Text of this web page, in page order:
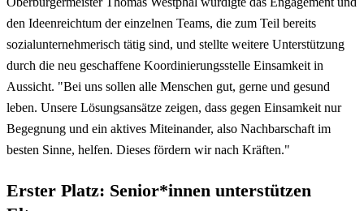
den Ideenreichtum der einzelnen Teams, die zum Teil bereits
sozialunternehmerisch tätig sind, und stellte weitere Unterstützung
durch die neu geschaffene Koordinierungsstelle Einsamkeit in
Aussicht. "Bei uns sollen alle Menschen gut, gerne und gesund
leben. Unsere Lösungsansätze zeigen, dass gegen Einsamkeit nur
Begegnung und ein aktives Miteinander, also Nachbarschaft im
besten Sinne, helfen. Dieses fördern wir nach Kräften."
Erster Platz: Senior*innen unterstützen